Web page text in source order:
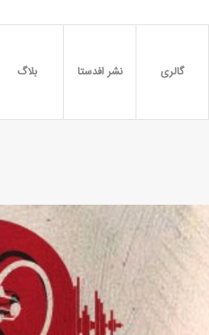
گالری نشر افدستا بلاگ